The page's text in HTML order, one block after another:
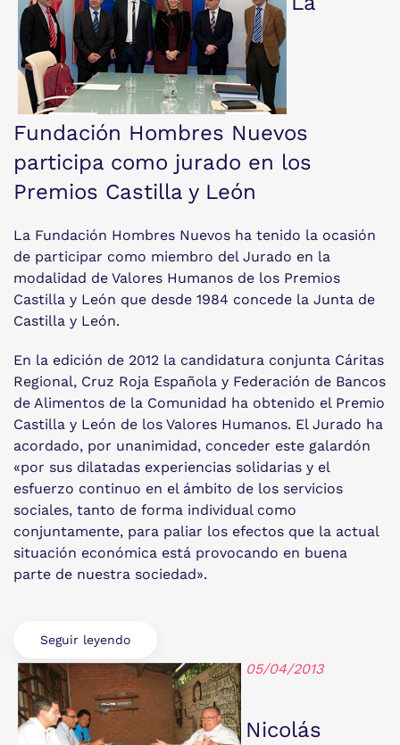
Fundación Hombres Nuevos
participa como jurado en los
Premios Castilla y León
La Fundación Hombres Nuevos ha tenido la ocasión
de participar como miembro del Jurado en la
modalidad de Valores Humanos de los Premios
Castilla y León que desde 1984 concede la Junta de
Castilla y León.
En la edición de 2012 la candidatura conjunta Cáritas
Regional, Cruz Roja Española y Federación de Bancos
de Alimentos de la Comunidad ha obtenido el Premio
Castilla y León de los Valores Humanos. El Jurado ha
acordado, por unanimidad, conceder este galardón
«por sus dilatadas experiencias solidarias y el
esfuerzo continuo en el ámbito de los servicios
sociales, tanto de forma individual como
conjuntamente, para paliar los efectos que la actual
situación económica está provocando en buena
parte de nuestra sociedad».
Seguir leyendo
05/04/2013
Nicolás